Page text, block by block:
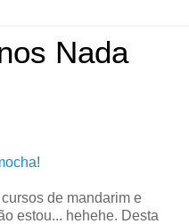
Nada
!
de mandarim e
estou... hehehe. Desta